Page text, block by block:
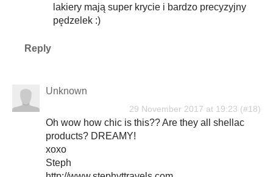
lakiery mają super krycie i bardzo precyzyjny
pędzelek :)
Reply
Unknown
29 November 2017 at 19:23
Oh wow how chic is this?? Are they all shellac
products? DREAMY!
xoxo
Steph